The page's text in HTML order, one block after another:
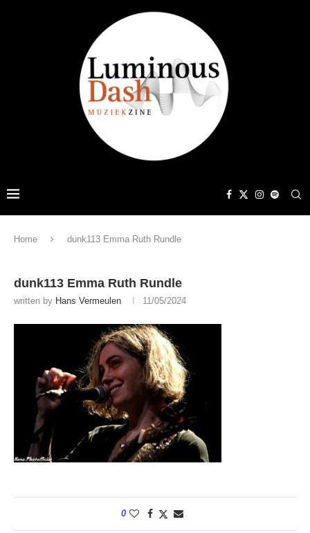
Home dunk113 Emma Ruth Rundle
dunk113 Emma Ruth Rundle
written by Hans Vermeulen 11/05/2024
0